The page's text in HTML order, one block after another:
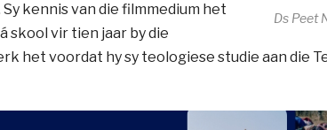
Ds Peet
kennis van die filmmedium het
skool vir tien jaar by die
het voordat hy sy teologiese studie aan die